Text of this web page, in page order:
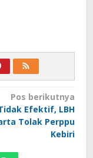
Pos berikutnya
Efektif, LBH
Tolak Perppu
Kebiri